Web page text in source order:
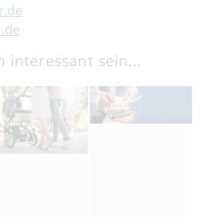
interessant sein...